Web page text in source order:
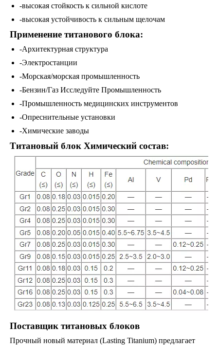
-высокая стойкость к сильной кислоте
-высокая устойчивость к сильным щелочам
Применение титанового блока:
-Архитектурная структура
-Электростанции
-Морская/морская промышленность
-Бензин/Газ Исследуйте Промышленность
-Промышленность медицинских инструментов
-Опреснительные установки
-Химические заводы
Титановый блок Химический состав:
Поставщик титановых блоков
Прочный новый материал (Lasting Titanium) предлагает